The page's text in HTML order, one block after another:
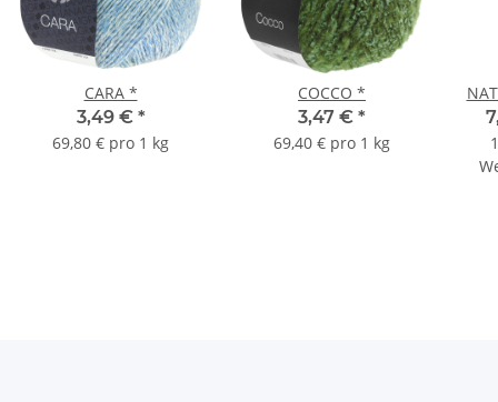
CARA *
3,49 € *
69,80 € pro 1 kg
COCCO *
3,47 € *
69,40 € pro 1 kg